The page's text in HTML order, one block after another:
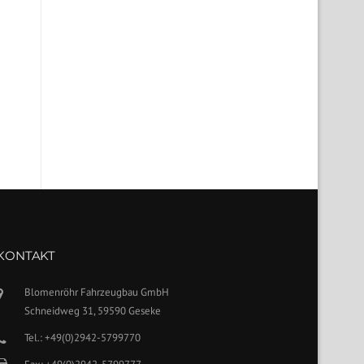
Blomenröhr Fahrzeugbau GmbH
Schneidweg 31, 59590 Geseke
Tel.: +49(0)2942-5799770